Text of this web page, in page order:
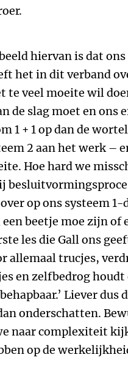
hiervan is dat
het in dit verband
te veel moeite wil
de slag moet en ons
1 + 1 op dan de
2 aan het werk –
Hoe hard we
op ons systeem 1-
beetje moe zijn of
les die Gall ons
allemaal trucjes,
en zelfbedrog houdt
Liever dus
onderschatten.
naar complexiteit
op de